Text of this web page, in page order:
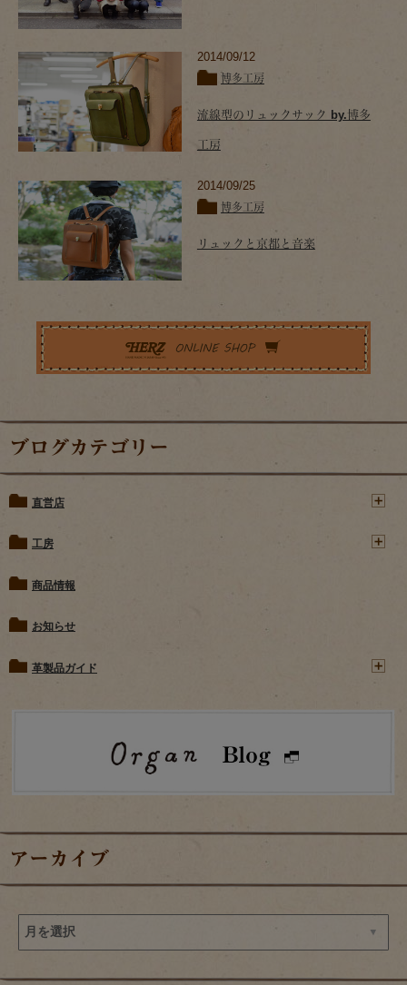
2014/09/12
博多工房
流線型のリュックサック by.博多
工房
2014/09/25
博多工房
リュックと京都と音楽
ブログカテゴリー
直営店
工房
商品情報
お知らせ
革製品ガイド
アーカイブ